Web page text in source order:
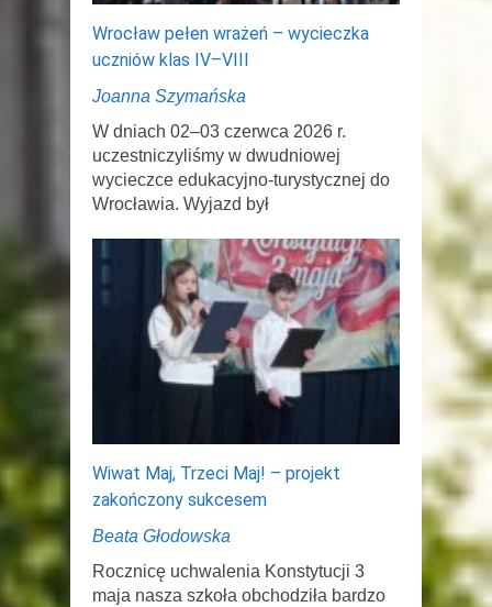
Wrocław pełen wrażeń – wycieczka
uczniów klas IV–VIII
Joanna Szymańska
W dniach 02–03 czerwca 2026 r.
uczestniczyliśmy w dwudniowej
wycieczce edukacyjno-turystycznej do
Wrocławia. Wyjazd był
Wiwat Maj, Trzeci Maj! – projekt
zakończony sukcesem
Beata Głodowska
Rocznicę uchwalenia Konstytucji 3
maja nasza szkoła obchodziła bardzo